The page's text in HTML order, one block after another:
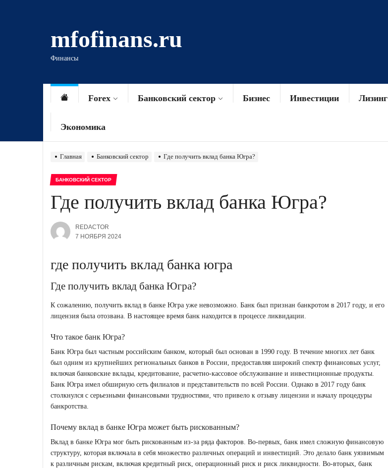
mfofinans.ru
Финансы
Forex Банковский сектор Бизнес Инвестиции Лизинг
Экономика
Главная Банковский сектор Где получить вклад банка Югра?
БАНКОВСКИЙ СЕКТОР
Где получить вклад банка Югра?
REDACTOR
7 НОЯБРЯ 2024
где получить вклад банка югра
Где получить вклад банка Югра?
К сожалению, получить вклад в банке Югра уже невозможно. Банк был признан банкротом в 2017 году, и его
лицензия была отозвана. В настоящее время банк находится в процессе ликвидации.
Что такое банк Югра?
Банк Югра был частным российским банком, который был основан в 1990 году. В течение многих лет банк
был одним из крупнейших региональных банков в России, предоставляя широкий спектр финансовых услуг,
включая банковские вклады, кредитование, расчетно-кассовое обслуживание и инвестиционные продукты.
Банк Югра имел обширную сеть филиалов и представительств по всей России. Однако в 2017 году банк
столкнулся с серьезными финансовыми трудностями, что привело к отзыву лицензии и началу процедуры
банкротства.
Почему вклад в банке Югра может быть рискованным?
Вклад в банке Югра мог быть рискованным из-за ряда факторов. Во-первых, банк имел сложную финансовую
структуру, которая включала в себя множество различных операций и инвестиций. Это делало банк уязвимым
к различным рискам, включая кредитный риск, операционный риск и риск ликвидности. Во-вторых, банк